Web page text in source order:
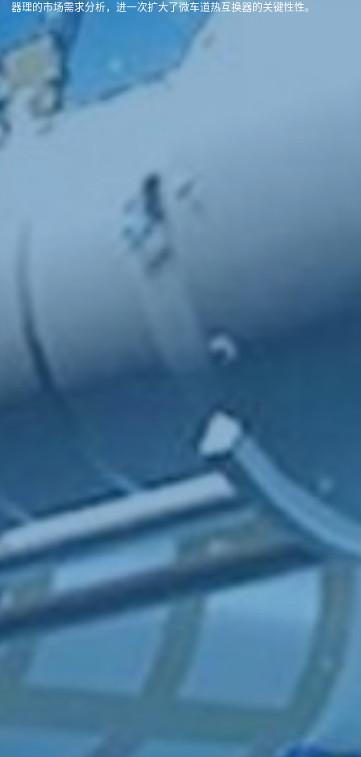
器理的市场需求分析，进一次扩大了微车道热互换器的关键性性。